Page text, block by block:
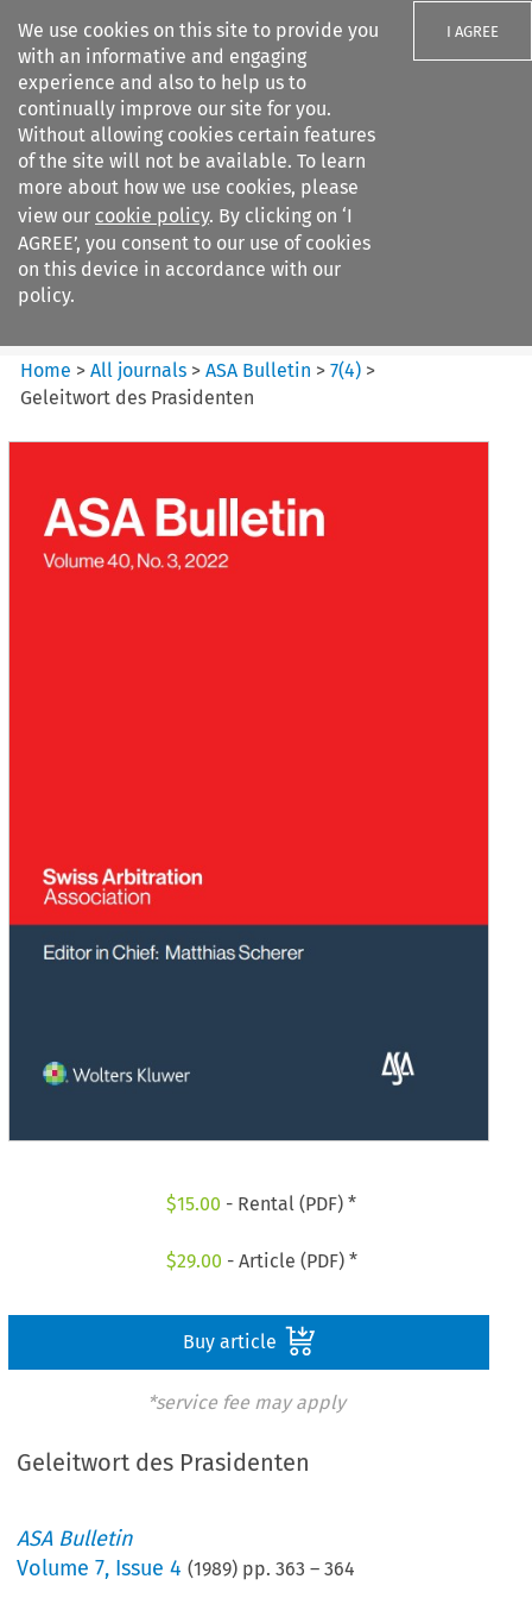
We use cookies on this site to provide you
with an informative and engaging
experience and also to help us to
continually improve our site for you.
Without allowing cookies certain features
of the site will not be available. To learn
more about how we use cookies, please
view our cookie policy. By clicking on ‘I
AGREE’, you consent to our use of cookies
on this device in accordance with our
policy.
I AGREE
Search filters
ASA Bulletin
Home >All journals >ASA Bulletin >7(4) >
Geleitwort des Prasidenten
$15.00 - Rental (PDF) *
$29.00 - Article (PDF) *
Buy article
*service fee may apply
Geleitwort des Prasidenten
ASA Bulletin
Volume7, Issue 4 (1989) pp.363 –364